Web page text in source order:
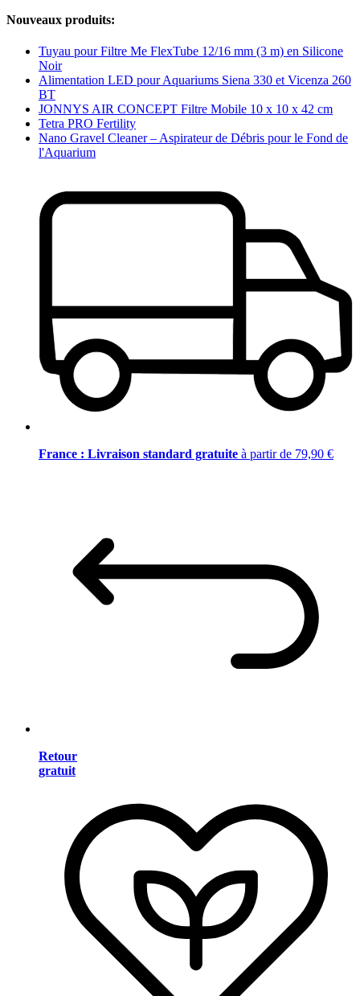
Nouveaux produits:
Tuyau pour Filtre Me FlexTube 12/16 mm (3 m) en Silicone
Noir
Alimentation LED pour Aquariums Siena 330 et Vicenza 260
BT
JONNYS AIR CONCEPT Filtre Mobile 10 x 10 x 42 cm
Tetra PRO Fertility
Nano Gravel Cleaner – Aspirateur de Débris pour le Fond de
l'Aquarium
France : Livraison standard gratuite à partir de 79,90 €
Retour
gratuit